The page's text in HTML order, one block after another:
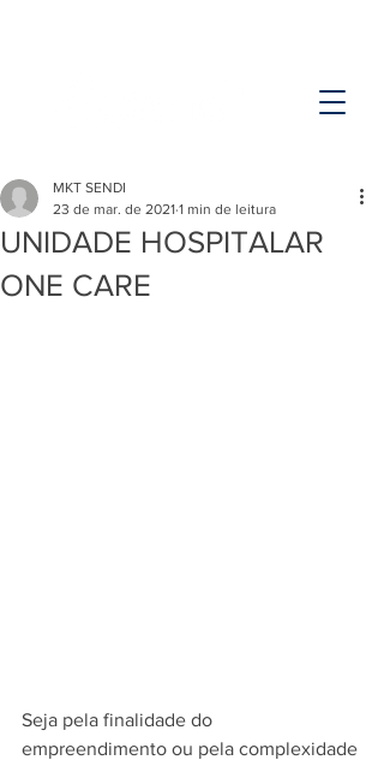
UNIDADE HOSPITALAR
ONE CARE
MKT SENDI
23 de mar. de 2021 1 min de leitura
Seja pela finalidade do
empreendimento ou pela complexidade